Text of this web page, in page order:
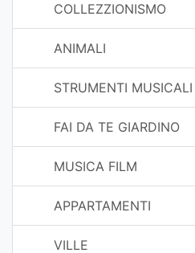
COLLEZZIONISMO
ANIMALI
STRUMENTI MUSICALI
FAI DA TE GIARDINO
MUSICA FILM
APPARTAMENTI
VILLE